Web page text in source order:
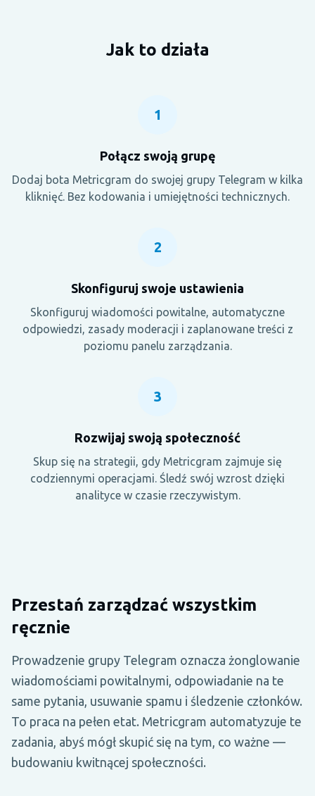
Jak to działa
1
Połącz swoją grupę
Dodaj bota Metricgram do swojej grupy Telegram w kilka
kliknięć. Bez kodowania i umiejętności technicznych.
2
Skonfiguruj swoje ustawienia
Skonfiguruj wiadomości powitalne, automatyczne
odpowiedzi, zasady moderacji i zaplanowane treści z
poziomu panelu zarządzania.
3
Rozwijaj swoją społeczność
Skup się na strategii, gdy Metricgram zajmuje się
codziennymi operacjami. Śledź swój wzrost dzięki
analityce w czasie rzeczywistym.
Przestań zarządzać wszystkim
ręcznie
Prowadzenie grupy Telegram oznacza żonglowanie
wiadomościami powitalnymi, odpowiadanie na te
same pytania, usuwanie spamu i śledzenie członków.
To praca na pełen etat. Metricgram automatyzuje te
zadania, abyś mógł skupić się na tym, co ważne —
budowaniu kwitnącej społeczności.